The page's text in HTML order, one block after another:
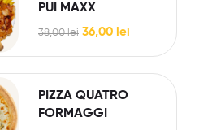
PUI MAXX
38,00lei 36,00 lei
PIZZA QUATRO
FORMAGGI